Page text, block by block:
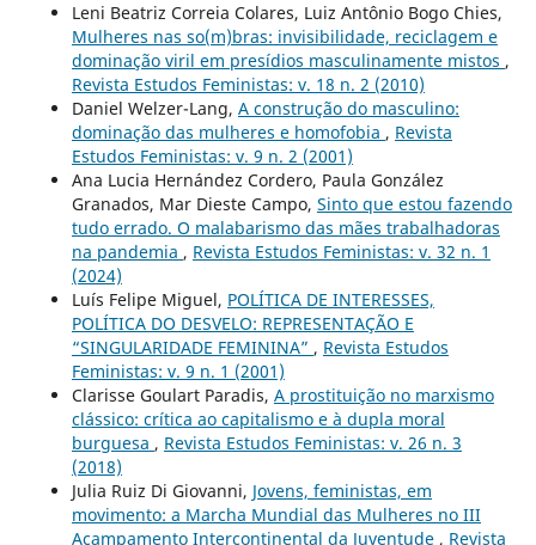
Leni Beatriz Correia Colares, Luiz Antônio Bogo Chies,
Mulheres nas so(m)bras: invisibilidade, reciclagem e
dominação viril em presídios masculinamente mistos ,
Revista Estudos Feministas: v. 18 n. 2 (2010)
Daniel Welzer-Lang, A construção do masculino:
dominação das mulheres e homofobia , Revista
Estudos Feministas: v. 9 n. 2 (2001)
Ana Lucia Hernández Cordero, Paula González
Granados, Mar Dieste Campo, Sinto que estou fazendo
tudo errado. O malabarismo das mães trabalhadoras
na pandemia , Revista Estudos Feministas: v. 32 n. 1
(2024)
Luís Felipe Miguel, POLÍTICA DE INTERESSES,
POLÍTICA DO DESVELO: REPRESENTAÇÃO E
“SINGULARIDADE FEMININA” , Revista Estudos
Feministas: v. 9 n. 1 (2001)
Clarisse Goulart Paradis, A prostituição no marxismo
clássico: crítica ao capitalismo e à dupla moral
burguesa , Revista Estudos Feministas: v. 26 n. 3
(2018)
Julia Ruiz Di Giovanni, Jovens, feministas, em
movimento: a Marcha Mundial das Mulheres no III
Acampamento Intercontinental da Juventude , Revista